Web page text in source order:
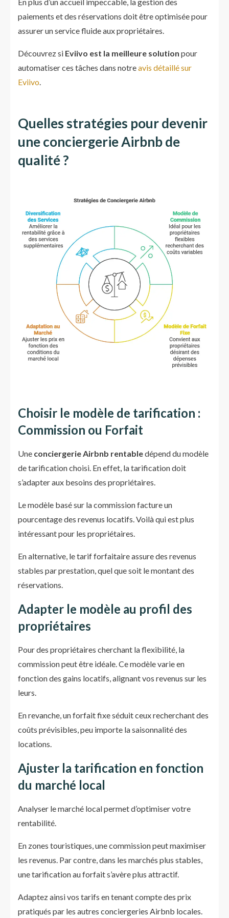
paiements et des réservations doit être optimisée pour
assurer un service fluide aux propriétaires.
Découvrez si Eviivo est la meilleure solution pour
automatiser ces tâches dans notreavis détaillé sur
Eviivo.
Quelles stratégies pour devenir
une conciergerie Airbnb de
qualité ?
Choisir le modèle de tarification :
Commission ou Forfait
Une conciergerie Airbnb rentabledépend du modèle
de tarification choisi. En effet, la tarification doit
s’adapter aux besoins des propriétaires.
Le modèle basé sur la commission facture un
pourcentage des revenus locatifs. Voilà qui est plus
intéressant pour les propriétaires.
En alternative, le tarif forfaitaire assure des revenus
stables par prestation, quel que soit le montant des
réservations.
Adapter le modèle au profil des
propriétaires
Pour des propriétaires cherchant la flexibilité, la
commission peut être idéale. Ce modèle varie en
fonction des gains locatifs, alignant vos revenus sur les
leurs.
En revanche, un forfait fixe séduit ceux recherchant des
coûts prévisibles, peu importe la saisonnalité des
locations.
Ajuster la tarification en fonction
du marché local
Analyser le marché local permet d’optimiser votre
rentabilité.
En zones touristiques, une commission peut maximiser
les revenus. Par contre, dans les marchés plus stables,
une tarification au forfait s’avère plus attractif.
Adaptez ainsi vos tarifs en tenant compte des prix
pratiqués par les autres conciergeries Airbnb locales.